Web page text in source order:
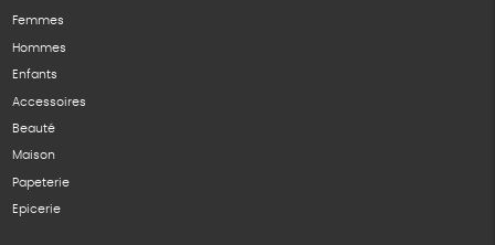
Femmes
Hommes
Enfants
Accessoires
Beauté
Maison
Papeterie
Epicerie